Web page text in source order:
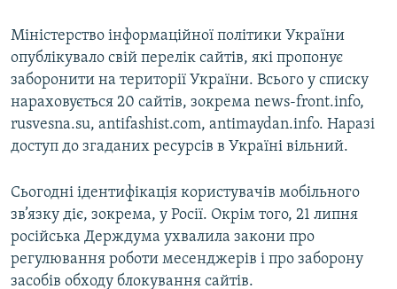
Міністерство інформаційної політики України
опублікувало свій перелік сайтів, які пропонує
заборонити на території України. Всього у списку
нараховується 20 сайтів, зокрема news-front.info,
rusvesna.su, antifashist.com, antimaydan.info. Наразі
доступ до згаданих ресурсів в Україні вільний.
Сьогодні ідентифікація користувачів мобільного
зв’язку діє, зокрема, у Росії. Окрім того, 21 липня
російська Держдума ухвалила закони про
регулювання роботи месенджерів і про заборону
засобів обходу блокування сайтів.